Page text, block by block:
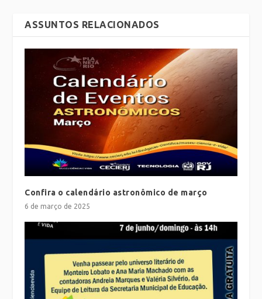
ASSUNTOS RELACIONADOS
Confira o calendário astronômico de março
6 de março de 2025